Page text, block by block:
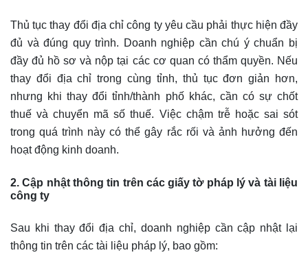
Thủ tục thay đổi địa chỉ công ty yêu cầu phải thực hiện đầy
đủ và đúng quy trình. Doanh nghiệp cần chú ý chuẩn bị
đầy đủ hồ sơ và nộp tại các cơ quan có thẩm quyền. Nếu
thay đổi địa chỉ trong cùng tỉnh, thủ tục đơn giản hơn,
nhưng khi thay đổi tỉnh/thành phố khác, cần có sự chốt
thuế và chuyển mã số thuế. Việc chậm trễ hoặc sai sót
trong quá trình này có thể gây rắc rối và ảnh hưởng đến
hoạt động kinh doanh.
2. Cập nhật thông tin trên các giấy tờ pháp lý và tài liệu
công ty
Sau khi thay đổi địa chỉ, doanh nghiệp cần cập nhật lại
thông tin trên các tài liệu pháp lý, bao gồm: